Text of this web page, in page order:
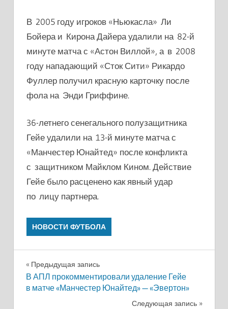
В 2005 году игроков «Ньюкасла» Ли
Бойера и Кирона Дайера удалили на 82-й
минуте матча с «Астон Виллой», а в 2008
году нападающий «Сток Сити» Рикардо
Фуллер получил красную карточку после
фола на Энди Гриффине.
36-летнего сенегального полузащитника
Гейе удалили на 13-й минуте матча с
«Манчестер Юнайтед» после конфликта
с защитником Майклом Кином. Действие
Гейе было расценено как явный удар
по лицу партнера.
НОВОСТИ ФУТБОЛА
Навигация
по
Предыдущая запись
В АПЛ прокомментировали удаление Гейе
в матче «Манчестер Юнайтед» — «Эвертон»
Следующая запись